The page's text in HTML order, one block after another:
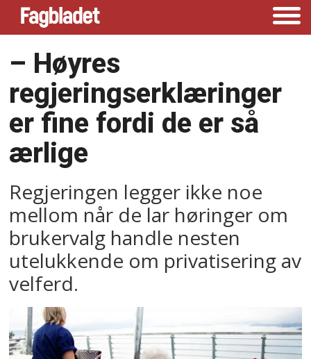
–⁠ Høyres
regjeringserklæringer
er fine fordi de er så
ærlige
Regjeringen legger ikke noe
mellom når de lar høringer om
brukervalg handle nesten
utelukkende om privatisering av
velferd.